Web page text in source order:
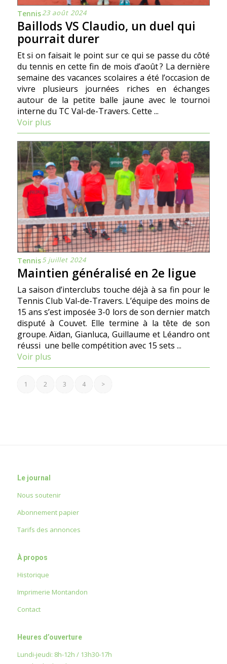
Tennis23 août 2024
Baillods VS Claudio, un duel qui
pourrait durer
Et si on faisait le point sur ce qui se passe du côté
du tennis en cette fin de mois d’août ? La dernière
semaine des vacances scolaires a été l’occasion de
vivre plusieurs journées riches en échanges
autour de la petite balle jaune avec le tournoi
interne du TC Val-de-Travers. Cette ...
Voir plus
Tennis5 juillet 2024
Maintien généralisé en 2e ligue
La saison d’interclubs touche déjà à sa fin pour le
Tennis Club Val-de-Travers. L’équipe des moins de
15 ans s’est imposée 3-0 lors de son dernier match
disputé à Couvet. Elle termine à la tête de son
groupe. Aïdan, Gianluca, Guillaume et Léandro ont
réussi une belle compétition avec 15 sets ...
Voir plus
1 2 3 4 >
Le journal
Nous soutenir
Abonnement papier
Tarifs des annonces
À propos
Historique
Imprimerie Montandon
Contact
Heures d’ouverture
Lundi-jeudi: 8h-12h / 13h30-17h